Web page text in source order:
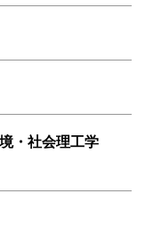
・社会理工学
，環境・社会